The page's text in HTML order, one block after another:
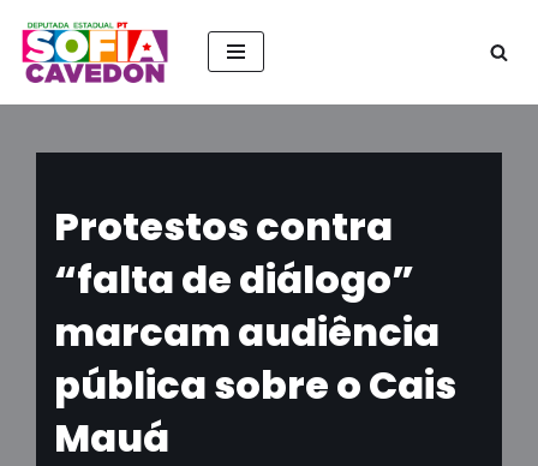
Pular
conteúdo
Protestos contra
“falta de diálogo”
marcam audiência
pública sobre o Cais
Mauá